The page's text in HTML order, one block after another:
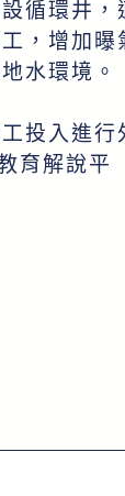
循環井，
，增加曝
水環境。
投入進行
育解說平